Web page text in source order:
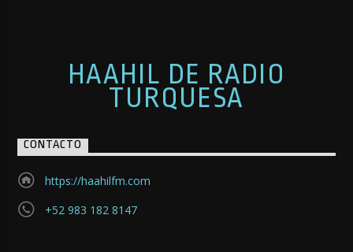
HAAHIL DE RADIO
TURQUESA
CONTACTO
https://haahilfm.com
+52 983 182 8147